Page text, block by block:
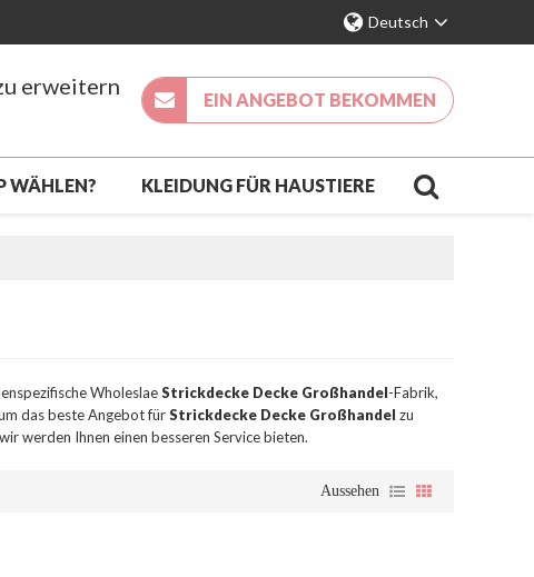
Deutsch
erweitern
EIN ANGEBOT BEKOMMEN
WÄHLEN? KLEIDUNG FÜR HAUSTIERE
WholeslaeStrickdecke Decke Großhandel-Fabrik,
das beste Angebot fürStrickdecke Decke Großhandel zu
werden Ihnen einen besseren Service bieten.
Aussehen